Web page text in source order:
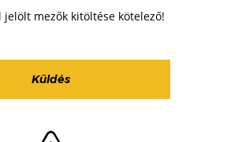
jelölt mezők kitöltése kötelező!